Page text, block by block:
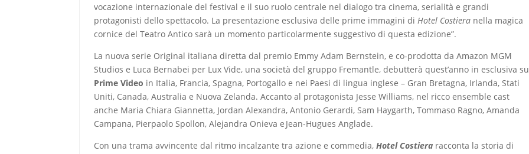
vocazione internazionale del festival e il suo ruolo centrale nel dialogo tra cinema, serialità e grandi
protagonisti dello spettacolo. La presentazione esclusiva delle prime immagini di Hotel Costiera nella magica
cornice del Teatro Antico sarà un momento particolarmente suggestivo di questa edizione”.
La nuova serie Original italiana diretta dal premio Emmy Adam Bernstein, e co-prodotta da Amazon MGM
Studios e Luca Bernabei per Lux Vide, una società del gruppo Fremantle, debutterà quest’anno in esclusiva su
Prime Video in Italia, Francia, Spagna, Portogallo e nei Paesi di lingua inglese – Gran Bretagna, Irlanda, Stati
Uniti, Canada, Australia e Nuova Zelanda. Accanto al protagonista Jesse Williams, nel ricco ensemble cast
anche Maria Chiara Giannetta, Jordan Alexandra, Antonio Gerardi, Sam Haygarth, Tommaso Ragno, Amanda
Campana, Pierpaolo Spollon, Alejandra Onieva e Jean-Hugues Anglade.
Con una trama avvincente dal ritmo incalzante tra azione e commedia,Hotel Costiera racconta la storia di